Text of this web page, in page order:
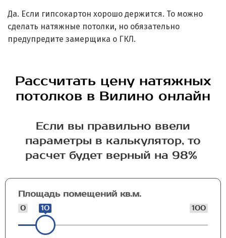
Да. Если гипсокартон хорошо держится. То можно
сделать натяжные потолки, но обязательно
предупредите замерщика о ГКЛ.
Рассчитать цену натяжных
потолков в Вилино онлайн
Если вы правильно ввели
параметры в калькулятор, то
расчет будет верный на 98%
Площадь помещений кв.м.
0 100
10